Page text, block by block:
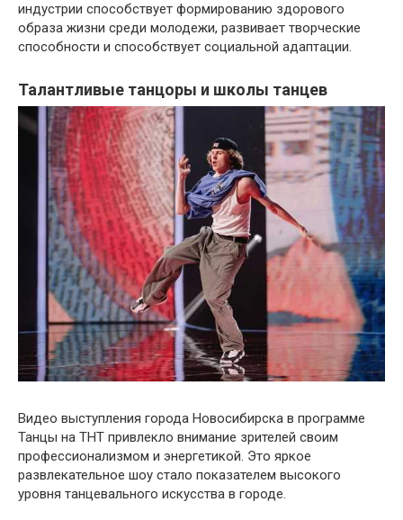
индустрии способствует формированию здорового
образа жизни среди молодежи, развивает творческие
способности и способствует социальной адаптации.
Талантливые танцоры и школы танцев
Видео выступления города Новосибирска в программе
Танцы на ТНТ привлекло внимание зрителей своим
профессионализмом и энергетикой. Это яркое
развлекательное шоу стало показателем высокого
уровня танцевального искусства в городе.